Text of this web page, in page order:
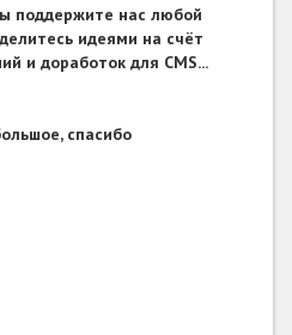
поддержите нас любой
идеями на счёт
и доработок для CMS...
спасибо